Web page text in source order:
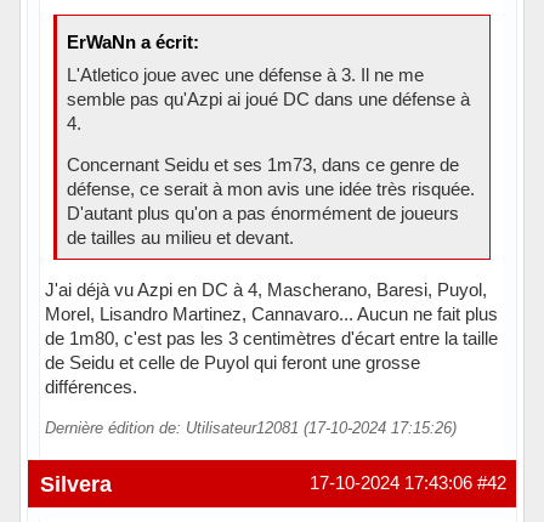
ErWaNn a écrit:
L'Atletico joue avec une défense à 3. Il ne me
semble pas qu'Azpi ai joué DC dans une défense à
4.
Concernant Seidu et ses 1m73, dans ce genre de
défense, ce serait à mon avis une idée très risquée.
D'autant plus qu'on a pas énormément de joueurs
de tailles au milieu et devant.
J'ai déjà vu Azpi en DC à 4, Mascherano, Baresi, Puyol,
Morel, Lisandro Martinez, Cannavaro... Aucun ne fait plus
de 1m80, c'est pas les 3 centimètres d'écart entre la taille
de Seidu et celle de Puyol qui feront une grosse
différences.
Dernière édition de: Utilisateur12081 (17-10-2024 17:15:26)
#42
17-10-2024 17:43:06
Silvera